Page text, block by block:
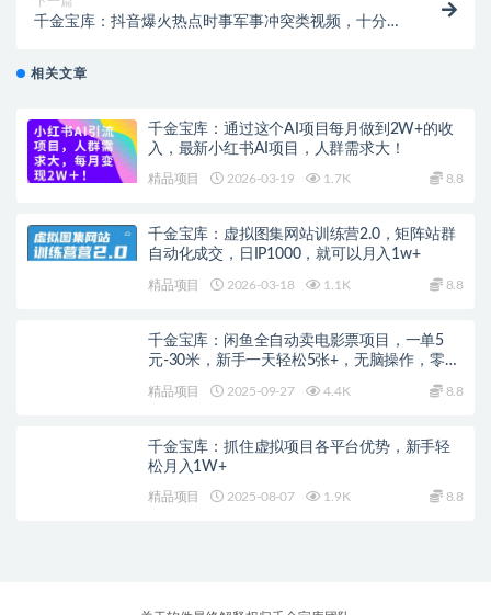
千金宝库：抖音爆火热点时事军事冲突类视频，十分钟
相关文章
千金宝库：通过这个AI项目每月做到2W+的收
入，最新小红书AI项目，人群需求大！
精品项目 2026-03-19 1.7K 8.8
千金宝库：虚拟图集网站训练营2.0，矩阵站群
自动化成交，日IP1000，就可以月入1w+
精品项目 2026-03-18 1.1K 8.8
千金宝库：闲鱼全自动卖电影票项目，一单5
元-30米，新手一天轻松5张+，无脑操作，零投
精品项目 2025-09-27 4.4K 8.8
千金宝库：抓住虚拟项目各平台优势，新手轻
松月入1W+
精品项目 2025-08-07 1.9K 8.8